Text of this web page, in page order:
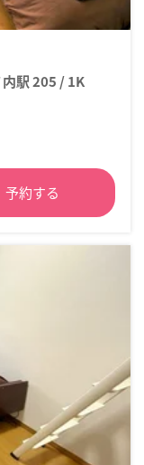
駅 205 / 1K
予約する